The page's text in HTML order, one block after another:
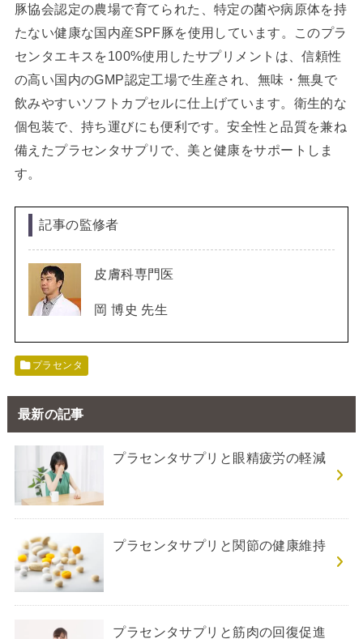
豚協会認定の農場で育てられた、特定の菌や病原体を持
たない健康な国内産SPF豚を使用しています。このプラ
センタエキスを100%使用したサプリメントは、信頼性
の高い国内のGMP認定工場で生産され、無味・無臭で
飲みやすいソフトカプセルに仕上げています。衛生的な
個包装で、持ち運びにも便利です。安全性と品質を兼ね
備えたプラセンタサプリで、美と健康をサポートしま
す。
記事の監修者
皮膚科専門医
岡 博史 先生
プラセンタ
最新の記事
プラセンタサプリと眼精疲労の軽減
プラセンタサプリと関節の健康維持
プラセンタサプリと筋肉の回復促進